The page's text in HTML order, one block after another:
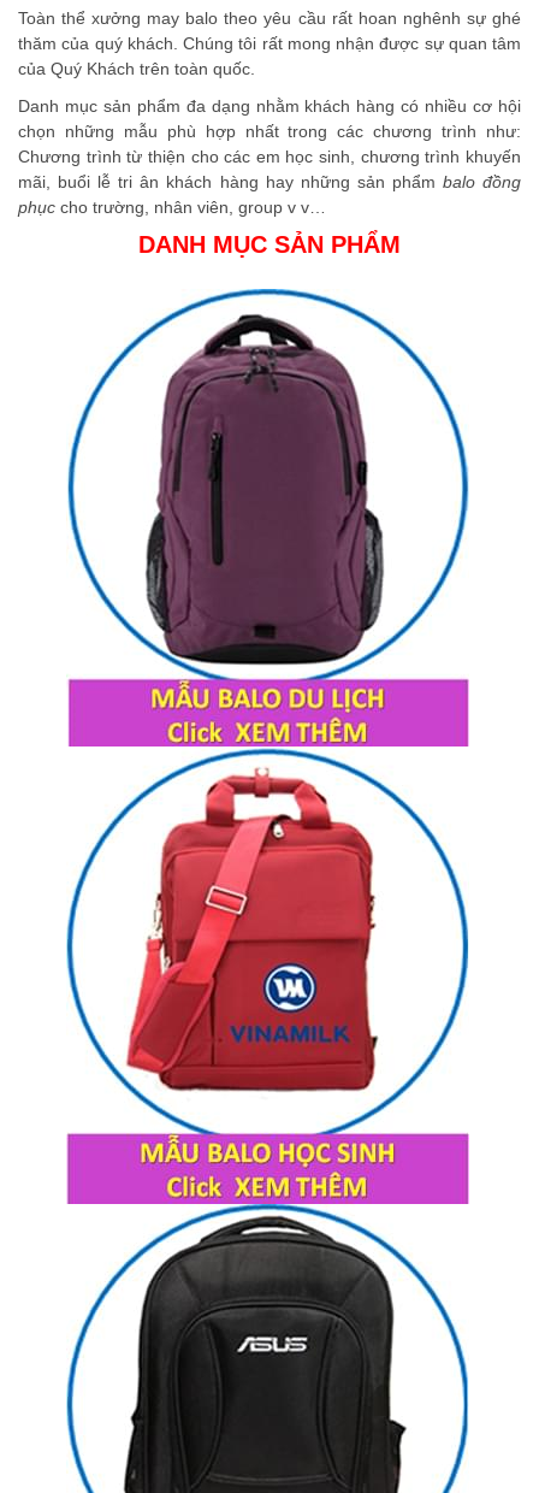
Toàn thể xưởng may balo theo yêu cầu rất hoan nghênh sự ghé
thăm của quý khách. Chúng tôi rất mong nhận được sự quan tâm
của Quý Khách trên toàn quốc.
Danh mục sản phẩm đa dạng nhằm khách hàng có nhiều cơ hội
chọn những mẫu phù hợp nhất trong các chương trình như:
Chương trình từ thiện cho các em học sinh, chương trình khuyến
mãi, buổi lễ tri ân khách hàng hay những sản phẩm balo đồng
phục cho trường, nhân viên, group v v…
DANH MỤC SẢN PHẨM